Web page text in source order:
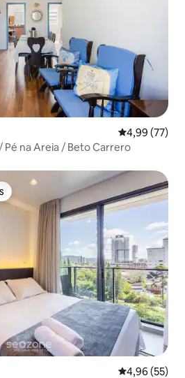
4,99 de uma
4,99 (77)
Pé na Areia / Beto Carrero
4,96 de uma
4,96 (55)